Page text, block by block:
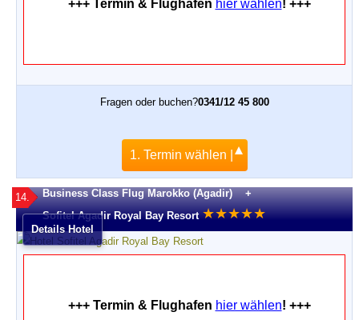
+++ Termin & Flughafen hier wählen! +++
Fragen oder buchen?0341/12 45 800
1. Termin wählen |
14.
Business Class Flug Marokko (Agadir) +
Sofitel Agadir Royal Bay Resort ★★★★★
Details Hotel
+++ Termin & Flughafen hier wählen! +++